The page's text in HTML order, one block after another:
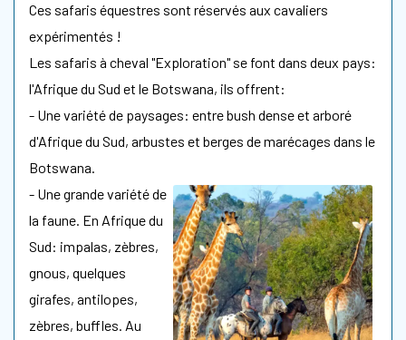
Ces safaris équestres sont réservés aux cavaliers
expérimentés !
Les safaris à cheval "Exploration" se font dans deux pays:
l'Afrique du Sud et le Botswana, ils offrent:
- Une variété de paysages: entre bush dense et arboré
d'Afrique du Sud, arbustes et berges de marécages dans le
Botswana.
- Une grande variété de
la faune. En Afrique du
Sud: impalas, zèbres,
gnous, quelques
girafes, antilopes,
zèbres, buffles. Au